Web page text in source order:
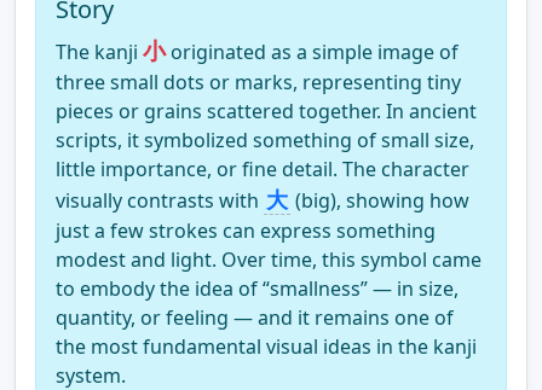
Story
The kanji 小originated as a simple image of
three small dots or marks, representing tiny
pieces or grains scattered together. In ancient
scripts, it symbolized something of small size,
little importance, or fine detail. The character
visually contrasts with 大 (big), showing how
just a few strokes can express something
modest and light. Over time, this symbol came
to embody the idea of “smallness” — in size,
quantity, or feeling — and it remains one of
the most fundamental visual ideas in the kanji
system.